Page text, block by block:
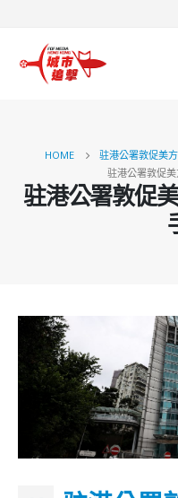
HOME 驻港公署敦促美
驻港公署敦促
驻港公署敦促